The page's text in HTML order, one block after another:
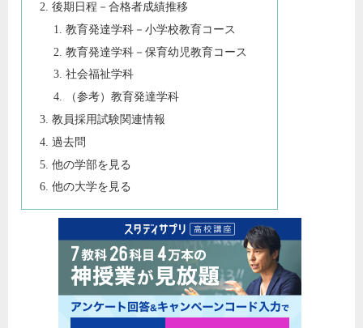
後期日程－合格者成績推移
教育発達学科－小学校教育コース
教育発達学科－保育幼児教育コース
社会福祉学科
（参考）教育発達学科
教員採用試験関連情報
過去問
他の学部を見る
他の大学を見る